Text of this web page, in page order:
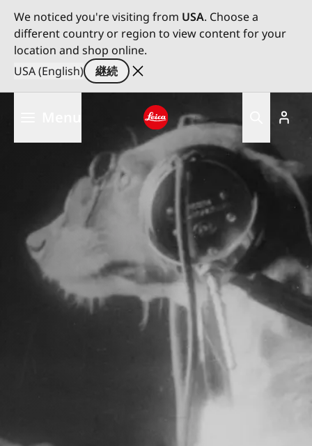
We noticed you're visiting from USA. Choose a
different country or region to view content for your
location and shop online.
USA (English)
継続
Leica logo - Home